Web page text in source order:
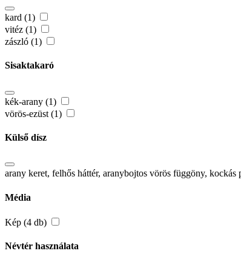
kard (1)
vitéz (1)
zászló (1)
Sisaktakaró
kék-arany (1)
vörös-ezüst (1)
Külső dísz
arany keret, felhős háttér, aranybojtos vörös függöny,
Média
Kép (4 db)
Névtér használata